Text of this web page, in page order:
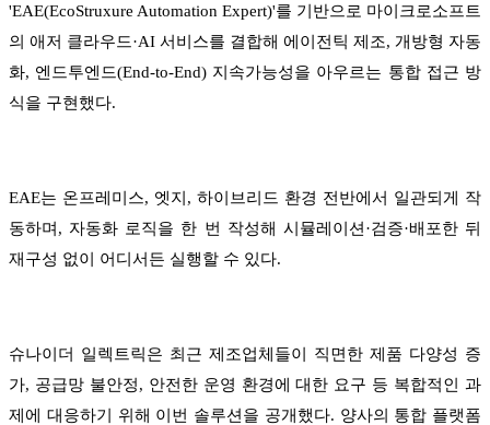
'EAE(EcoStruxure Automation Expert)'를 기반으로 마이크로소프트
의 애저 클라우드·AI 서비스를 결합해 에이전틱 제조, 개방형 자동
화, 엔드투엔드(End-to-End) 지속가능성을 아우르는 통합 접근 방
식을 구현했다.
EAE는 온프레미스, 엣지, 하이브리드 환경 전반에서 일관되게 작
동하며, 자동화 로직을 한 번 작성해 시뮬레이션·검증·배포한 뒤
재구성 없이 어디서든 실행할 수 있다.
슈나이더 일렉트릭은 최근 제조업체들이 직면한 제품 다양성 증
가, 공급망 불안정, 안전한 운영 환경에 대한 요구 등 복합적인 과
제에 대응하기 위해 이번 솔루션을 공개했다. 양사의 통합 플랫폼